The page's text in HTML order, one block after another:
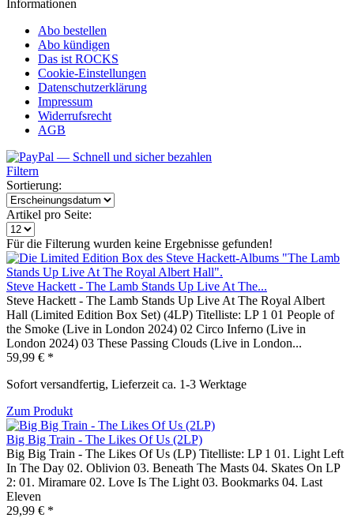
Informationen
Abo bestellen
Abo kündigen
Das ist ROCKS
Cookie-Einstellungen
Datenschutzerklärung
Impressum
Widerrufsrecht
AGB
Filtern
Sortierung:
Artikel pro Seite:
Für die Filterung wurden keine Ergebnisse gefunden!
Steve Hackett - The Lamb Stands Up Live At The...
Steve Hackett - The Lamb Stands Up Live At The Royal Albert
Hall (Limited Edition Box Set) (4LP) Titelliste: LP 1 01 People of
the Smoke (Live in London 2024) 02 Circo Inferno (Live in
London 2024) 03 These Passing Clouds (Live in London...
59,99 € *
Sofort versandfertig, Lieferzeit ca. 1-3 Werktage
Zum Produkt
Big Big Train - The Likes Of Us (2LP)
Big Big Train - The Likes Of Us (LP) Titelliste: LP 1 01. Light Left
In The Day 02. Oblivion 03. Beneath The Masts 04. Skates On LP
2: 01. Miramare 02. Love Is The Light 03. Bookmarks 04. Last
Eleven
29,99 € *